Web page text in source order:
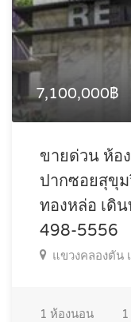
7,100,000฿
ขายด่วน ห้อ
ปากซอยสุขุ
ทองหล่อ เดิ
498-5556
แขวงคลองตัน
1 ห้องนอน 1